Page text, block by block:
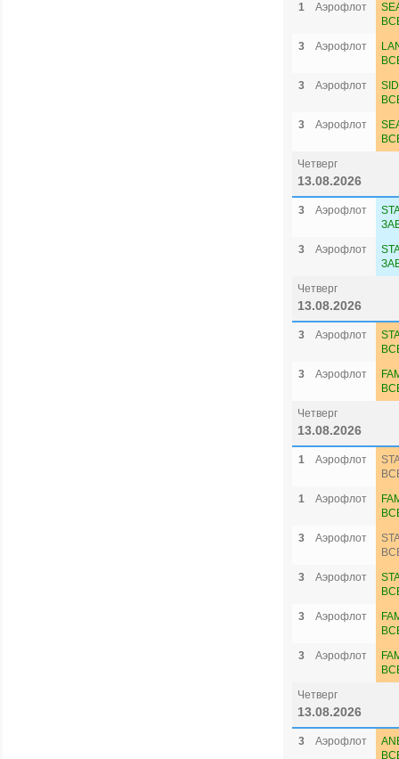
1
Аэрофлот
3
Аэрофлот
3
Аэрофлот
3
Аэрофлот
Четверг
13.08.2026
3 Аэрофлот
3
Аэрофлот
Четверг
13.08.2026
3 Аэрофлот
3
Аэрофлот
Четверг
13.08.2026
1 Аэрофлот
1
Аэрофлот
3
Аэрофлот
3
Аэрофлот
3
Аэрофлот
3
Аэрофлот
Четверг
13.08.2026
3 Аэрофлот